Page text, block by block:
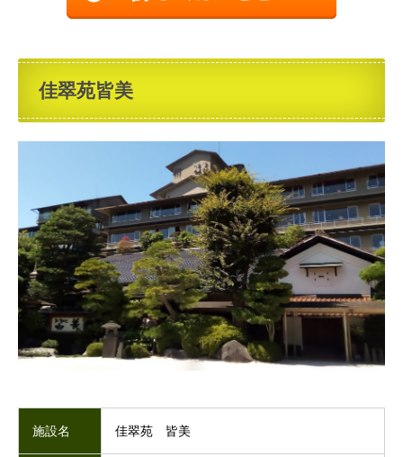
佳翠苑皆美
施設名 佳翠苑 皆美